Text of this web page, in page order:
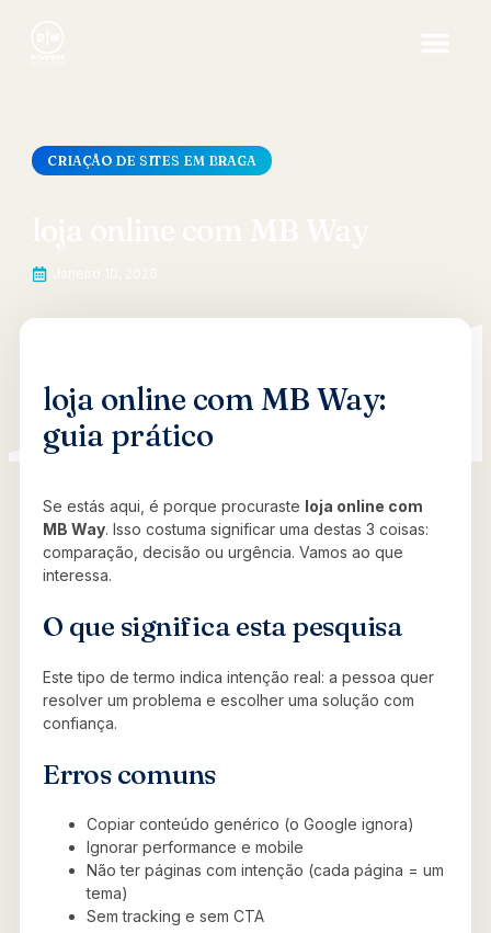
CRIAÇÃO DE SITES EM BRAGA
loja online com MB Way:
guia prático
Se estás aqui, é porque procuraste loja online com
MB Way. Isso costuma significar uma destas 3 coisas:
comparação, decisão ou urgência. Vamos ao que
interessa.
O que significa esta pesquisa
Este tipo de termo indica intenção real: a pessoa quer
resolver um problema e escolher uma solução com
confiança.
Erros comuns
Copiar conteúdo genérico (o Google ignora)
Ignorar performance e mobile
Não ter páginas com intenção (cada página = um
tema)
Sem tracking e sem CTA